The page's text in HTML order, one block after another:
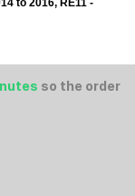
so the order